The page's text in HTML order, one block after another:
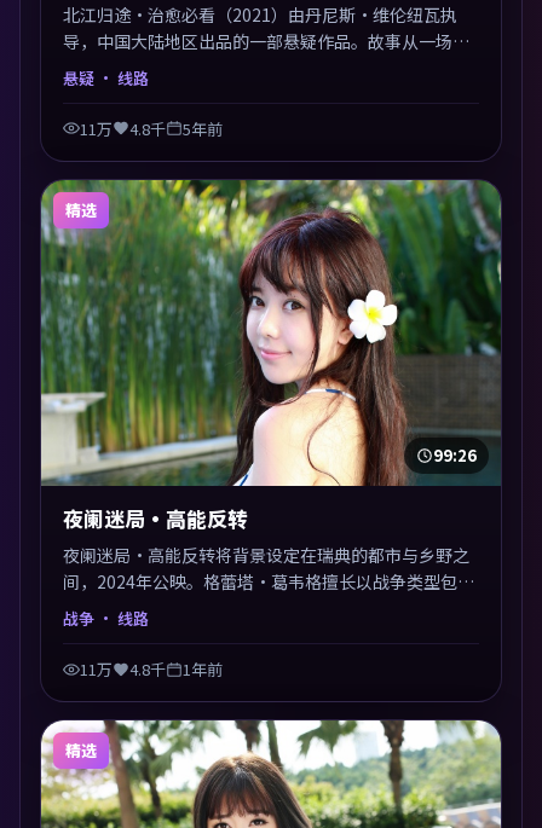
北江归途·治愈必看（2021）由丹尼斯·维伦纽瓦执
导，中国大陆地区出品的一部悬疑作品。故事从一场意
外切入，人物在道德与生存之间反复摇摆，叙事层层推
进，情绪克制而有力。主演阵容以生活化表演见长，对
手戏火花四溅。
悬疑 · 线路
11万 4.8千 5年前
精选
99:26
夜阑迷局·高能反转
夜阑迷局·高能反转将背景设定在瑞典的都市与乡野之
间，2024年公映。格蕾塔·葛韦格擅长以战争类型包裹
社会议题，节奏张弛有度，留白处耐人寻味。剪辑利
战争 · 线路
11万 4.8千 1年前
精选